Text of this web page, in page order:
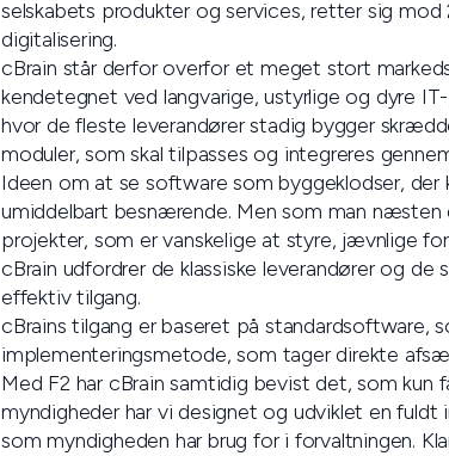
selskabets produkter og services, retter sig
digitalisering.
cBrain står derfor overfor et meget stort
kendetegnet ved langvarige, ustyrlige og dyre
hvor de fleste leverandører stadig bygger
moduler, som skal tilpasses og integreres
Ideen om at se software som byggeklodser,
umiddelbart besnærende. Men som man
projekter, som er vanskelige at styre, jævnlige
cBrain udfordrer de klassiske leverandører og
effektiv tilgang.
cBrains tilgang er baseret på standardsoftware,
implementeringsmetode, som tager direkte
Med F2 har cBrain samtidig bevist det, som
myndigheder har vi designet og udviklet en
som myndigheden har brug for i forvaltningen.